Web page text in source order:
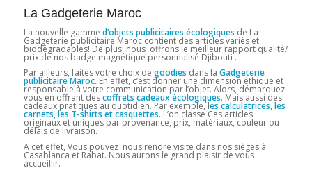
La Gadgeterie Maroc
La nouvelle gamme d’objets publicitaires écologiques de La
Gadgeterie publicitaire Maroc contient des articles variés et
biodégradables! De plus, nous offrons le meilleur rapport qualité/
prix de nos badge magnétique personnalisé Djibouti .
Par ailleurs, faites votre choix de goodies dans la Gadgeterie
publicitaire Maroc. En effet, c’est donner une dimension éthique et
responsable à votre communication par l’objet. Alors, démarquez
vous en offrant descoffrets cadeaux écologiques. Mais aussi des
cadeaux pratiques au quotidien. Par exemple, les calculatrices, les
carnets, les T-shirts et casquettes. L’on classe Ces articles
originaux et uniques par provenance, prix, matériaux, couleur ou
délais de livraison.
A cet effet, Vous pouvez nous rendre visite dans nos sièges à
Casablanca et Rabat. Nous aurons le grand plaisir de vous
accueillir.